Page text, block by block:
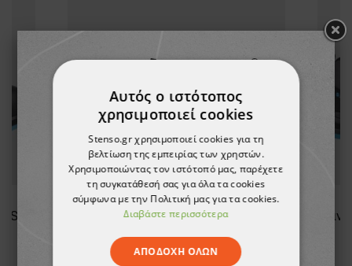
53,77 €
Αυτός ο ιστότοπος
χρησιμοποιεί cookies
Stenso.gr χρησιμοποιεί cookies για τη
βελτίωση της εμπειρίας των χρηστών.
Χρησιμοποιώντας τον ιστότοπό μας, παρέχετε
τη συγκατάθεσή σας για όλα τα cookies
σύμφωνα με την Πολιτική μας για τα cookies.
Διαβάστε περισσότερα
ΑΠΟΔΟΧΉ ΌΛΩΝ